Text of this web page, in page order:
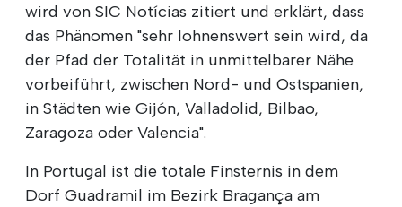
wird von SIC Notícias zitiert und erklärt, dass
das Phänomen "sehr lohnenswert sein wird, da
der Pfad der Totalität in unmittelbarer Nähe
vorbeiführt, zwischen Nord- und Ostspanien,
in Städten wie Gijón, Valladolid, Bilbao,
Zaragoza oder Valencia".
In Portugal ist die totale Finsternis in dem
Dorf Guadramil im Bezirk Bragança am